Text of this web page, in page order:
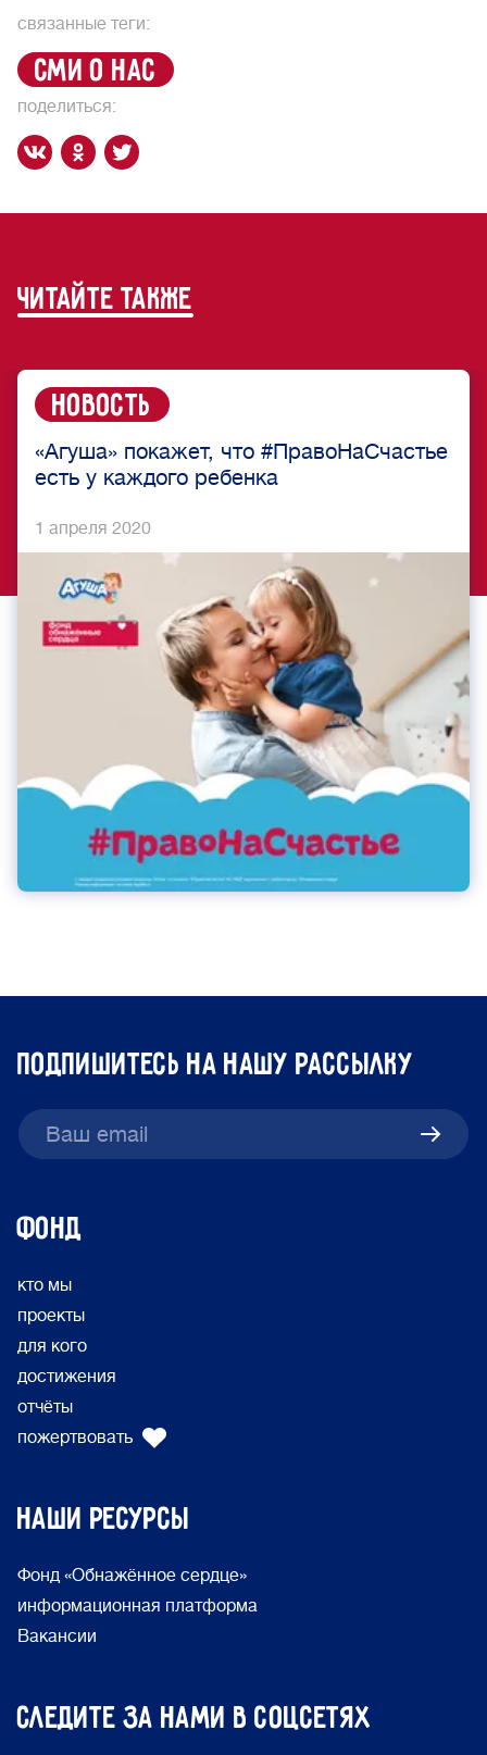
поделиться:
связанные теги:
сми о нас
читайте также
Новость
«Агуша» покажет, что #ПравоНаСчастье
есть у каждого ребенка
1 апреля 2020
подпишитесь на нашу рассылку
ФОНД
кто мы
проекты
для кого
достижения
отчёты
пожертвовать
Наши ресурсы
Фонд «Обнажённое сердце»
информационная платформа
Вакансии
Следите за нами в соцсетях